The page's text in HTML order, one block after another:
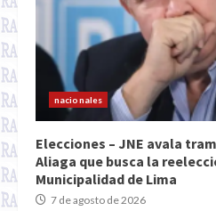
nacionales
Elecciones – JNE avala
Aliaga que busca la
Municipalidad de Lima
7 de agosto de 2026